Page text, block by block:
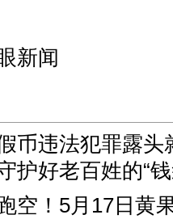
新闻
币违法犯罪露
护好老百姓的“钱
空！5月17日黄